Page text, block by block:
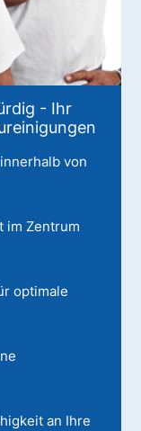
- Ihr
von
im Zentrum
optimale
an Ihre